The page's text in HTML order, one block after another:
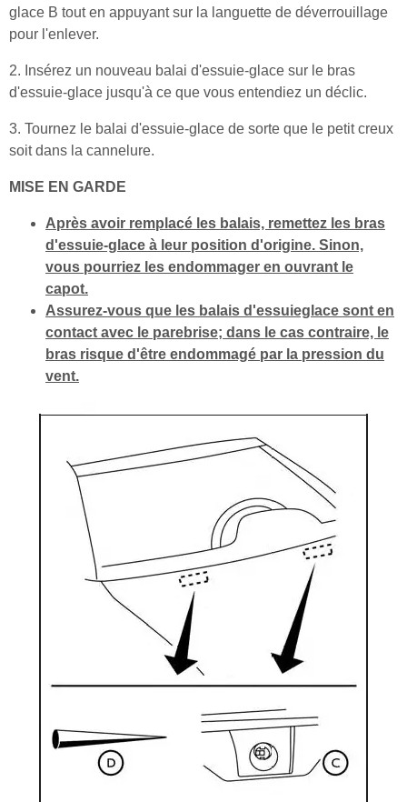
glace B tout en appuyant sur la languette de déverrouillage
pour l'enlever.
2. Insérez un nouveau balai d'essuie-glace sur le bras
d'essuie-glace jusqu'à ce que vous entendiez un déclic.
3. Tournez le balai d'essuie-glace de sorte que le petit creux
soit dans la cannelure.
MISE EN GARDE
Après avoir remplacé les balais, remettez les bras
d'essuie-glace à leur position d'origine. Sinon,
vous pourriez les endommager en ouvrant le
capot.
Assurez-vous que les balais d'essuieglace sont en
contact avec le parebrise; dans le cas contraire, le
bras risque d'être endommagé par la pression du
vent.